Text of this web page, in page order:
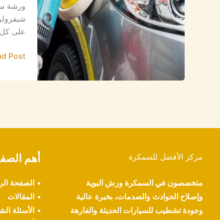
ورشة
على كل
الرياض
Post »
مركز الأفضل للسمكرة
متخصصون في السمكرة ورش البوية
وإصلاح الحوادث والصدمات، بخبرة عالية
وجودة تشطيب للسيارات الحديثة والفارهة
أهم
الصفحة
المقالات
الأسئلة